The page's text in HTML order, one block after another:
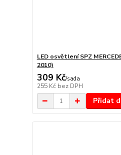
LED osvětlení SPZ
2010)
309 Kč/sada
255 Kč bez DPH
Přidat